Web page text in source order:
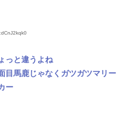
っと違うよね
目馬鹿じゃなくガツガツマリー
ー